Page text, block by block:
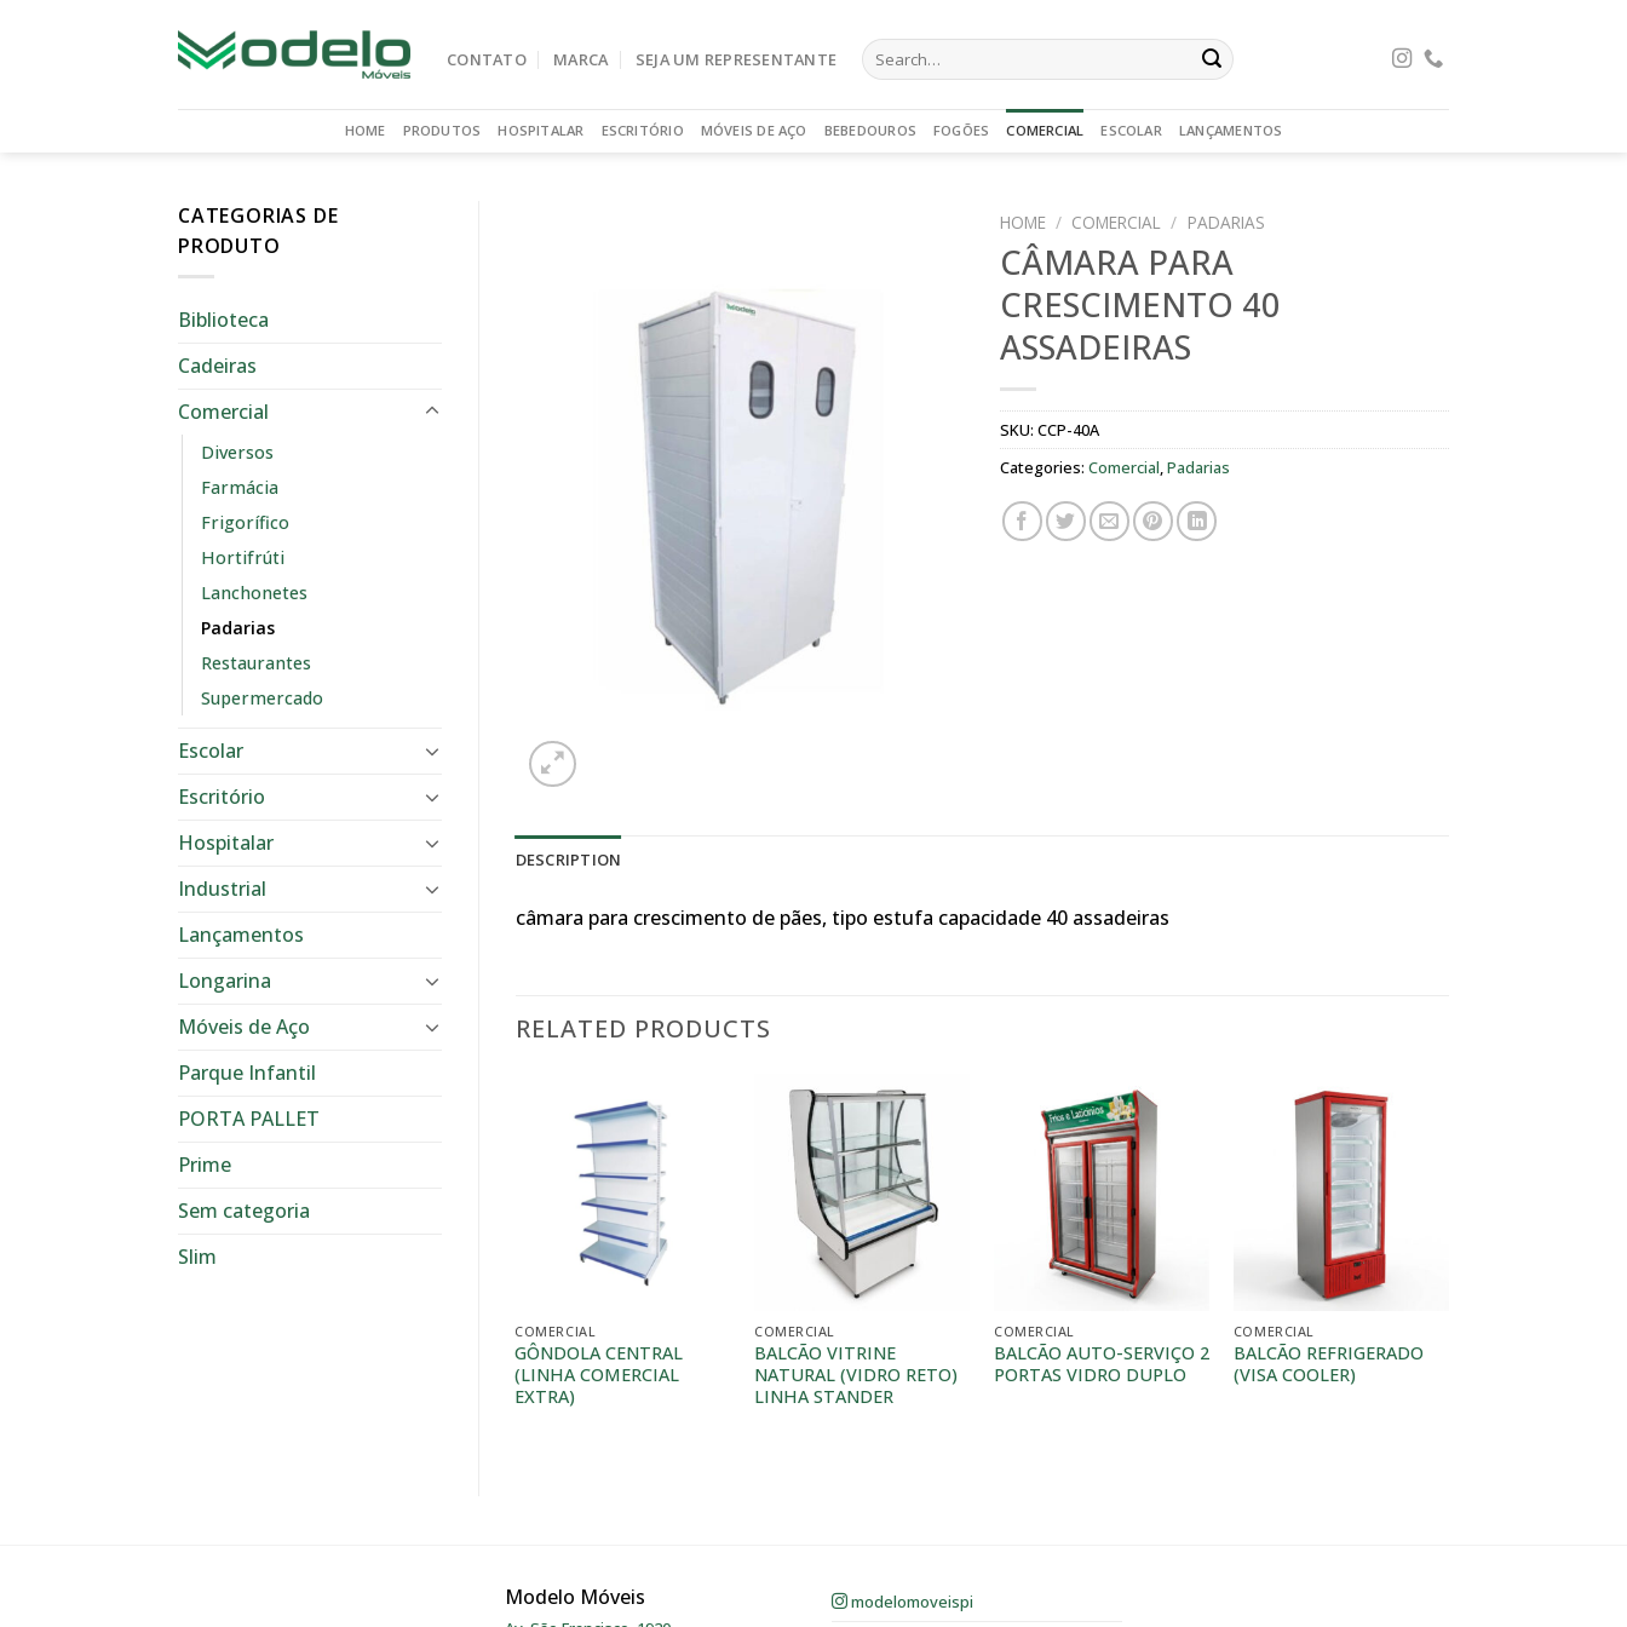
CONTATO MARCA SEJA UM REPRESENTANTE
Search
for:
HOME PRODUTOS HOSPITALAR ESCRITÓRIO MÓVEIS DE AÇO BEBEDOUROS FOGÕES COMERCIAL ESCOLAR LANÇAMENTOS
CATEGORIAS DE
PRODUTO
Biblioteca
Cadeiras
Comercial
Diversos
Farmácia
Frigorífico
Hortifrúti
Lanchonetes
Padarias
Restaurantes
Supermercado
Escolar
Escritório
Hospitalar
Industrial
Lançamentos
Longarina
Móveis de Aço
Parque Infantil
PORTA PALLET
Prime
Sem categoria
Slim
HOME / COMERCIAL / PADARIAS
CÂMARA PARA
CRESCIMENTO 40
ASSADEIRAS
SKU:CCP-40A
Categories:Comercial,Padarias
DESCRIPTION
câmara para crescimento de pães, tipo estufa capacidade 40 assadeiras
RELATED PRODUCTS
COMERCIAL
GÔNDOLA CENTRAL
(LINHA COMERCIAL
EXTRA)
COMERCIAL
BALCÃO VITRINE
NATURAL (VIDRO RETO)
LINHA STANDER
COMERCIAL
BALCÃO AUTO-SERVIÇO 2
PORTAS VIDRO DUPLO
COMERCIAL
BALCÃO REFRIGERADO
(VISA COOLER)
Modelo Móveis modelomoveispi